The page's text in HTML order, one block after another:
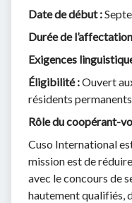
Date de début :
Durée de
Exigences
Éligibilité :Ouvert
résidents
Rôle du coopérant-
Cuso International
mission est de
avec le concours de
hautement qualifiés,